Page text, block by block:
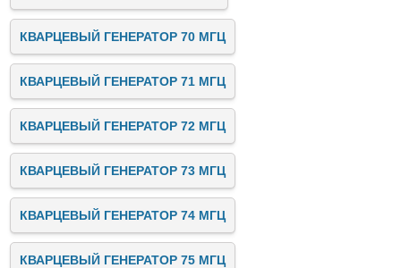
КВАРЦЕВЫЙ ГЕНЕРАТОР 70 МГЦ
КВАРЦЕВЫЙ ГЕНЕРАТОР 71 МГЦ
КВАРЦЕВЫЙ ГЕНЕРАТОР 72 МГЦ
КВАРЦЕВЫЙ ГЕНЕРАТОР 73 МГЦ
КВАРЦЕВЫЙ ГЕНЕРАТОР 74 МГЦ
КВАРЦЕВЫЙ ГЕНЕРАТОР 75 МГЦ